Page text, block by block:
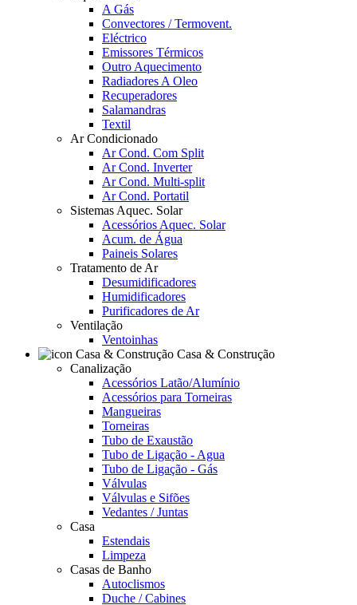
A Gás
Convectores / Termovent.
Eléctrico
Emissores Térmicos
Outro Aquecimento
Radiadores A Oleo
Recuperadores
Salamandras
Textil
Ar Condicionado
Ar Cond. Com Split
Ar Cond. Inverter
Ar Cond. Multi-split
Ar Cond. Portatil
Sistemas Aquec. Solar
Acessórios Aquec. Solar
Acum. de Água
Paineis Solares
Tratamento de Ar
Desumidificadores
Humidificadores
Purificadores de Ar
Ventilação
Ventoinhas
Casa & Construção
Canalização
Acessórios Latão/Alumínio
Acessórios para Torneiras
Mangueiras
Torneiras
Tubo de Exaustão
Tubo de Ligação - Agua
Tubo de Ligação - Gás
Válvulas
Válvulas e Sifões
Vedantes / Juntas
Casa
Estendais
Limpeza
Casas de Banho
Autoclismos
Duche / Cabines